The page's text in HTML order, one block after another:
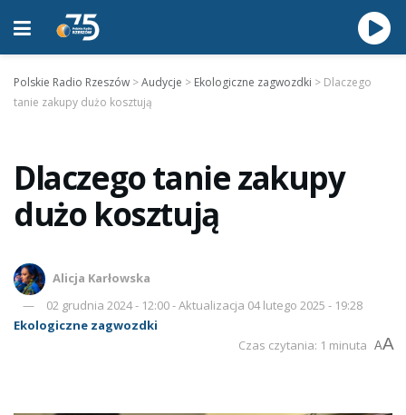
Polskie Radio Rzeszów >Audycje > Ekologiczne zagwozdki > Dlaczego
tanie zakupy dużo kosztują
Dlaczego tanie zakupy
dużo kosztują
Alicja Karłowska
02 grudnia 2024 - 12:00 - Aktualizacja 04 lutego 2025 - 19:28
Ekologiczne zagwozdki
Czas czytania: 1 minuta AA